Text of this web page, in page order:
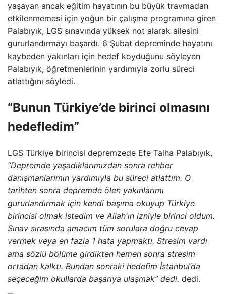
yaşayan ancak eğitim hayatının bu büyük travmadan
etkilenmemesi için yoğun bir çalışma programına giren
Palabıyık, LGS sınavında yüksek not alarak ailesini
gururlandırmayı başardı. 6 Şubat depreminde hayatını
kaybeden yakınları için hedef koyduğunu söyleyen
Palabıyık, öğretmenlerinin yardımıyla zorlu süreci
atlattığını söyledi.
“Bunun Türkiye’de birinci olmasını
hedefledim”
LGS Türkiye birincisi depremzede Efe Talha Palabıyık,
“Depremde yaşadıklarımızdan sonra rehber
danışmanlarımın yardımıyla bu süreci atlattım. O
tarihten sonra depremde ölen yakınlarımı
gururlandırmak için kendi başıma okuyup Türkiye
birincisi olmak istedim ve Allah'ın izniyle birinci oldum.
Sınav sırasında amacım tüm sorulara doğru cevap
vermek veya en fazla 1 hata yapmaktı. Stresim vardı
ama sözlü bölüme girdikten hemen sonra stresim
ortadan kalktı. Bundan sonraki hedefim İstanbul’da
seçeceğim okullarda başarıya ulaşmak” dedi. dedi.